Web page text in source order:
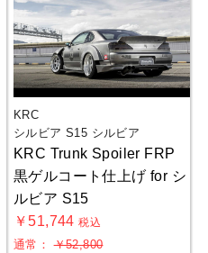
KRC
シルビア S15 シルビア
KRC Trunk Spoiler FRP
黒ゲルコート仕上げ for シ
ルビア S15
￥51,744税込
通常：￥52,800